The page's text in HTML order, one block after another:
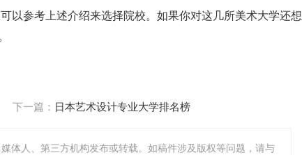
以参考上述介绍来选择院校。如果你对这几所美术大学还想
下一篇： 日本艺术设计专业大学排名榜
体人、第三方机构发布或转载。如稿件涉及版权等问题，请与